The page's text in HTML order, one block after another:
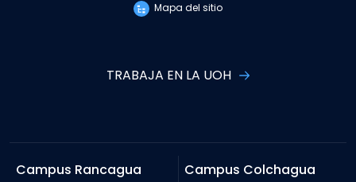
Mapa del sitio
TRABAJA EN LA UOH
Campus Rancagua
Campus Colchagua